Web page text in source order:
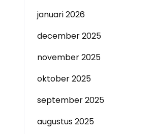
januari 2026
december 2025
november 2025
oktober 2025
september 2025
augustus 2025